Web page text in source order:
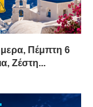
Πέμπτη 6
Ζέστη...